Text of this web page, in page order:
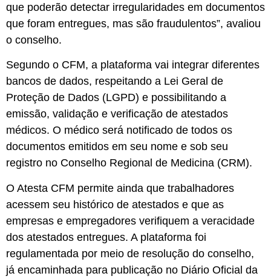
que poderão detectar irregularidades em documentos
que foram entregues, mas são fraudulentos”, avaliou
o conselho.
Segundo o CFM, a plataforma vai integrar diferentes
bancos de dados, respeitando a Lei Geral de
Proteção de Dados (LGPD) e possibilitando a
emissão, validação e verificação de atestados
médicos. O médico será notificado de todos os
documentos emitidos em seu nome e sob seu
registro no Conselho Regional de Medicina (CRM).
O Atesta CFM permite ainda que trabalhadores
acessem seu histórico de atestados e que as
empresas e empregadores verifiquem a veracidade
dos atestados entregues. A plataforma foi
regulamentada por meio de resolução do conselho,
já encaminhada para publicação no Diário Oficial da